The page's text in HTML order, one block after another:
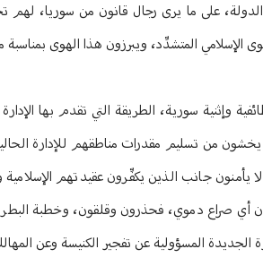
على ما يرى رجال قانون من سوريا، لهم
الإسلامي المتشدِّد، ويبرزون هذا الهوى
وإثنية سورية، الطريقة التي تقدم بها
يخشون من تسليم مقدرات مناطقهم للإدارة
يأمنون جانب الذين يكفِّرون عقيدتهم
أي صراع دموي، فحذرون وقلقون، وخطبة
المسؤولية عن تفجير الكنيسة وعن